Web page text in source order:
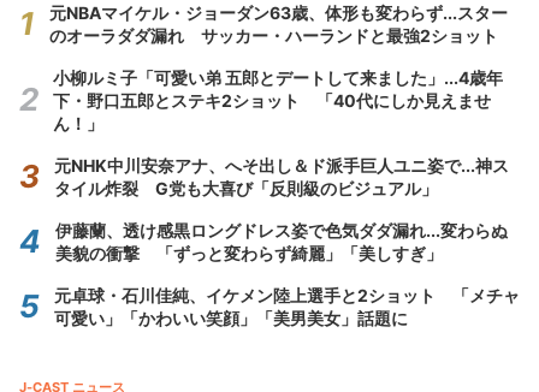
元NBAマイケル・ジョーダン63歳、体形も変わらず...スター
のオーラダダ漏れ サッカー・ハーランドと最強2ショット
小柳ルミ子「可愛い弟 五郎とデートして来ました」...4歳年
下・野口五郎とステキ2ショット 「40代にしか見えませ
ん！」
元NHK中川安奈アナ、へそ出し＆ド派手巨人ユニ姿で...神ス
タイル炸裂 G党も大喜び「反則級のビジュアル」
伊藤蘭、透け感黒ロングドレス姿で色気ダダ漏れ...変わらぬ
美貌の衝撃 「ずっと変わらず綺麗」「美しすぎ」
元卓球・石川佳純、イケメン陸上選手と2ショット 「メチャ
可愛い」「かわいい笑顔」「美男美女」話題に
J-CAST ニュース